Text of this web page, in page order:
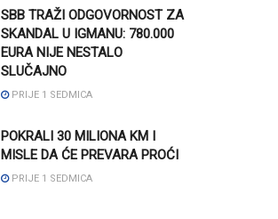
SBB TRAŽI ODGOVORNOST ZA
SKANDAL U IGMANU: 780.000
EURA NIJE NESTALO
SLUČAJNO
PRIJE 1 SEDMICA
POKRALI 30 MILIONA KM I
MISLE DA ĆE PREVARA PROĆI
PRIJE 1 SEDMICA